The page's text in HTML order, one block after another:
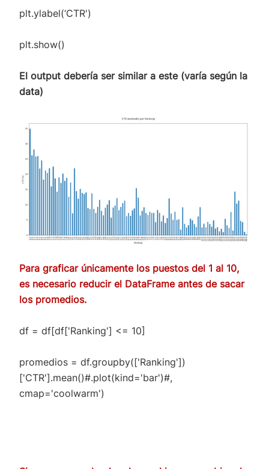
plt.ylabel(‘CTR')
plt.show()
El output debería ser similar a este (varía según la
data)
Para graficar únicamente los puestos del 1 al 10,
es necesario reducir el DataFrame antes de sacar
los promedios.
df = df[df['Ranking'] <= 10]
promedios = df.groupby(['Ranking'])
['CTR'].mean()#.plot(kind='bar')#,
cmap='coolwarm')